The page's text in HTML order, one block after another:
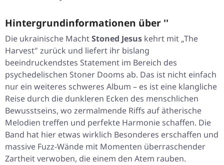
Hintergrundinformationen über ''
Die ukrainische MachtStoned Jesus kehrt mit „The
Harvest" zurück und liefert ihr bislang
beeindruckendstes Statement im Bereich des
psychedelischen Stoner Dooms ab. Das ist nicht einfach
nur ein weiteres schweres Album – es ist eine klangliche
Reise durch die dunkleren Ecken des menschlichen
Bewusstseins, wo zermalmende Riffs auf ätherische
Melodien treffen und perfekte Harmonie schaffen. Die
Band hat hier etwas wirklich Besonderes erschaffen und
massive Fuzz-Wände mit Momenten überraschender
Zartheit verwoben, die einem den Atem rauben.